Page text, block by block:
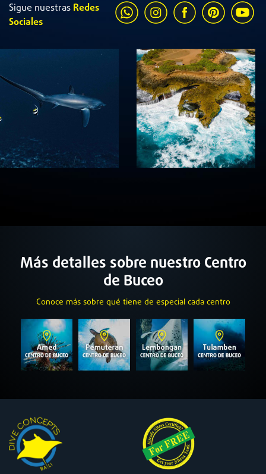
Sigue nuestras Redes
Sociales
Más detalles sobre nuestro Centro
de Buceo
Conoce más sobre qué tiene de especial cada centro